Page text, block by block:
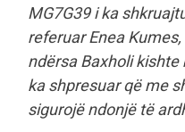
MG7G39 i ka
referuar Enea
ndërsa Baxholi
ka shpresuar që me
sigurojë ndonjë të